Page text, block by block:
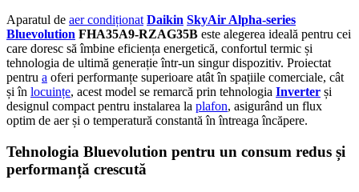
Aparatul de aer condiționat Daikin SkyAir Alpha-series
Bluevolution FHA35A9-RZAG35B este alegerea ideală pentru cei
care doresc să îmbine eficiența energetică, confortul termic și
tehnologia de ultimă generație într-un singur dispozitiv. Proiectat
pentru a oferi performanțe superioare atât în spațiile comerciale, cât
și în locuințe, acest model se remarcă prin tehnologia Inverter și
designul compact pentru instalarea la plafon, asigurând un flux
optim de aer și o temperatură constantă în întreaga încăpere.
Tehnologia Bluevolution pentru un consum redus și
performanță crescută